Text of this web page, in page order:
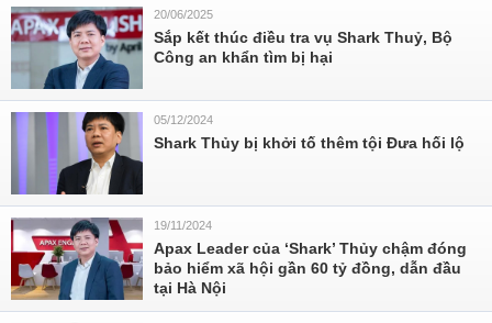
20/06/2025
Sắp kết thúc điều tra vụ Shark Thuỷ, Bộ
Công an khẩn tìm bị hại
05/12/2024
Shark Thủy bị khởi tố thêm tội Đưa hối lộ
19/11/2024
Apax Leader của ‘Shark’ Thủy chậm đóng
bảo hiểm xã hội gần 60 tỷ đồng, dẫn đầu
tại Hà Nội